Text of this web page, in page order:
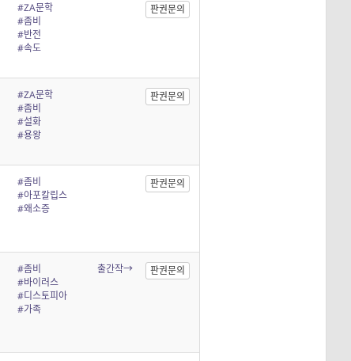
#ZA문학
#좀비
#반전
#속도
판권문의
#ZA문학
#좀비
#설화
#용왕
판권문의
#좀비
#아포칼립스
#왜소증
판권문의
#좀비
#바이러스
#디스토피아
#가족
출간작→ 판권문의